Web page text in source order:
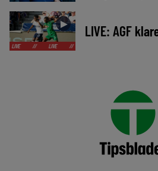
►
LIVE // LIVE //
LIVE: AGF